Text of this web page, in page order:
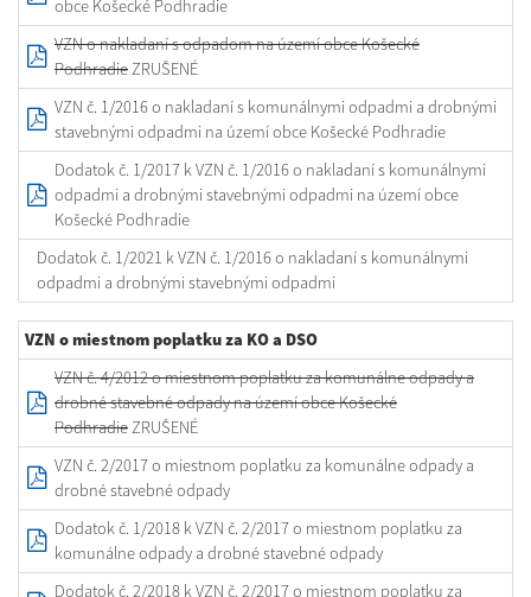
obce Košecké Podhradie
VZN o nakladaní s odpadom na území obce Košecké
PodhradieZRUŠENÉ
VZN č. 1/2016 o nakladaní s komunálnymi odpadmi a drobnými
stavebnými odpadmi na území obce Košecké Podhradie
Dodatok č. 1/2017 k VZN č. 1/2016 o nakladaní s komunálnymi
odpadmi a drobnými stavebnými odpadmi na území obce
Košecké Podhradie
Dodatok č. 1/2021 k VZN č. 1/2016 o nakladaní s komunálnymi
odpadmi a drobnými stavebnými odpadmi
VZN o miestnom poplatku za KO a DSO
VZN č. 4/2012 o miestnom poplatku za komunálne odpady a
drobné stavebné odpady na území obce Košecké
PodhradieZRUŠENÉ
VZN č. 2/2017 o miestnom poplatku za komunálne odpady a
drobné stavebné odpady
Dodatok č. 1/2018 k VZN č. 2/2017 o miestnom poplatku za
komunálne odpady a drobné stavebné odpady
Dodatok č. 2/2018 k VZN č. 2/2017 o miestnom poplatku za